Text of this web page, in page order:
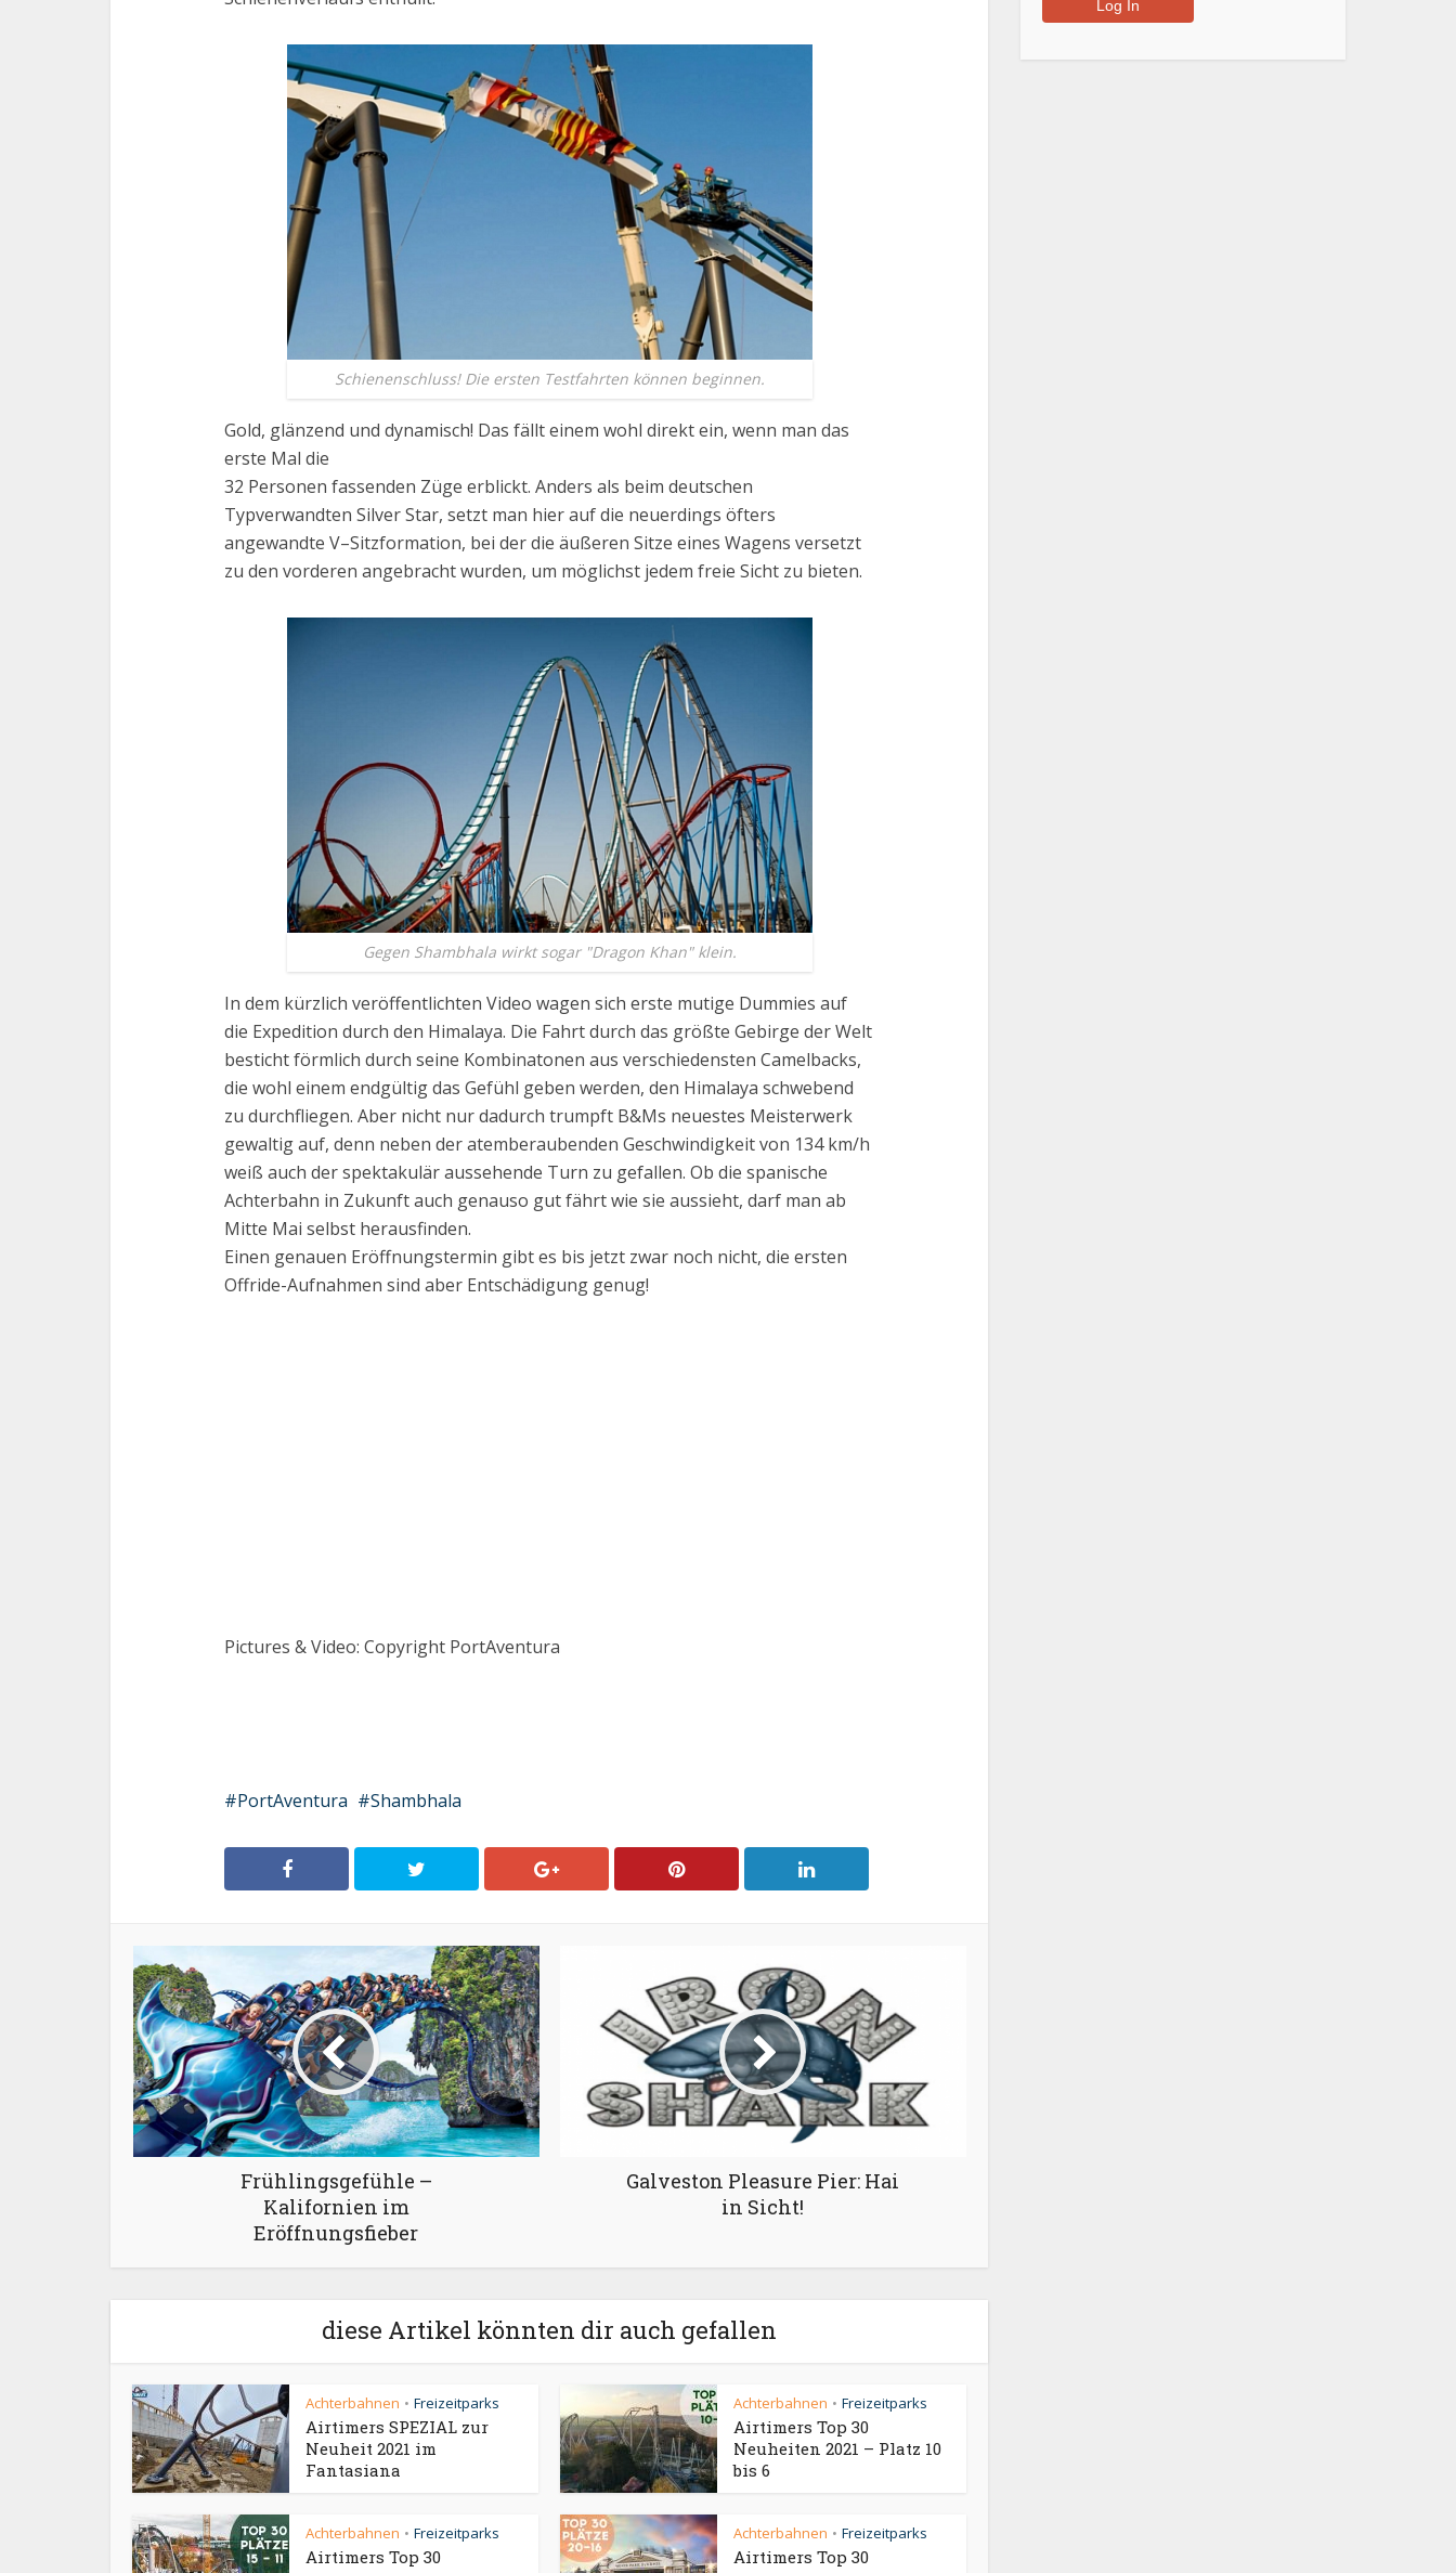
Schienenschluss! Die ersten Testfahrten können beginnen.
Gold, glänzend und dynamisch! Das fällt einem wohl direkt ein, wenn man das
erste Mal die
32 Personen fassenden Züge erblickt. Anders als beim deutschen
Typverwandten Silver Star, setzt man hier auf die neuerdings öfters
angewandte V–Sitzformation, bei der die äußeren Sitze eines Wagens versetzt
zu den vorderen angebracht wurden, um möglichst jedem freie Sicht zu bieten.
Gegen Shambhala wirkt sogar "Dragon Khan" klein.
In dem kürzlich veröffentlichten Video wagen sich erste mutige Dummies auf
die Expedition durch den Himalaya. Die Fahrt durch das größte Gebirge der Welt
besticht förmlich durch seine Kombinatonen aus verschiedensten Camelbacks,
die wohl einem endgültig das Gefühl geben werden, den Himalaya schwebend
zu durchfliegen. Aber nicht nur dadurch trumpft B&Ms neuestes Meisterwerk
gewaltig auf, denn neben der atemberaubenden Geschwindigkeit von 134 km/h
weiß auch der spektakulär aussehende Turn zu gefallen. Ob die spanische
Achterbahn in Zukunft auch genauso gut fährt wie sie aussieht, darf man ab
Mitte Mai selbst herausfinden.
Einen genauen Eröffnungstermin gibt es bis jetzt zwar noch nicht, die ersten
Offride-Aufnahmen sind aber Entschädigung genug!
Pictures & Video: Copyright PortAventura
PortAventura Shambhala
Frühlingsgefühle –
Kalifornien im
Eröffnungsfieber
Galveston Pleasure Pier: Hai
in Sicht!
diese Artikel könnten dir auch gefallen
Achterbahnen • Freizeitparks
Airtimers SPEZIAL zur
Neuheit 2021 im
Fantasiana
Achterbahnen • Freizeitparks
Airtimers Top 30
Neuheiten 2021 – Platz 10
bis 6
Achterbahnen • Freizeitparks
Airtimers Top 30
Achterbahnen • Freizeitparks
Airtimers Top 30